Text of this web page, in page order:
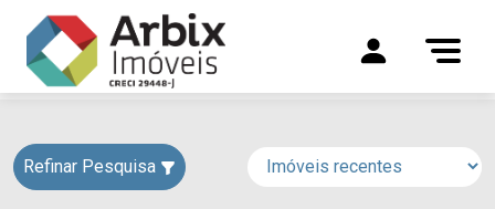
Refinar Pesquisa